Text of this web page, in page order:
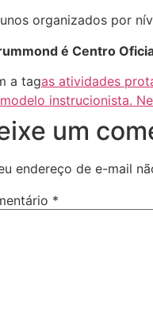
organizados por
é Centro
a tagas atividades
instrucionista.
um
endereço de e-mail
*